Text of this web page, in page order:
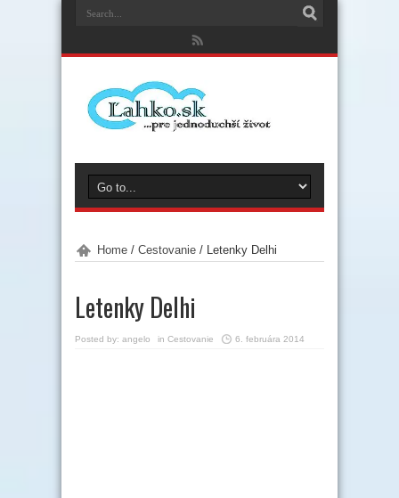
Home / Cestovanie / Letenky Delhi
Letenky Delhi
Posted by: angelo in Cestovanie 6. februára 2014